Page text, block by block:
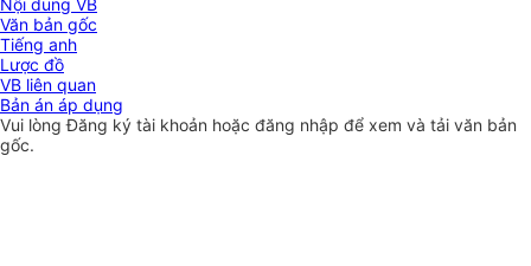
Nội dung VB
Văn bản gốc
Tiếng anh
Lược đồ
VB liên quan
Bản án áp dụng
Vui lòngĐăng ký tài khoản hoặc đăng nhập để xem và tải văn bản
gốc.